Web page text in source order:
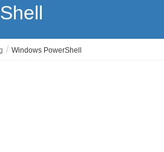
Windows PowerShell